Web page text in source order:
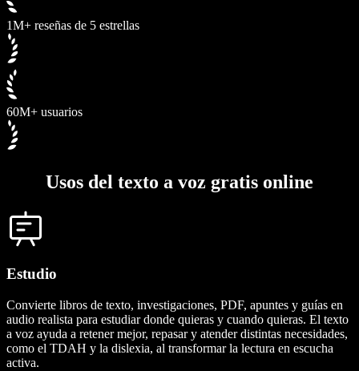
1M+ reseñas de 5 estrellas
60M+ usuarios
Usos del texto a voz gratis online
Estudio
Convierte libros de texto, investigaciones, PDF, apuntes y guías en
audio realista para estudiar donde quieras y cuando quieras. El texto
a voz ayuda a retener mejor, repasar y atender distintas necesidades,
como el TDAH y la dislexia, al transformar la lectura en escucha
activa.